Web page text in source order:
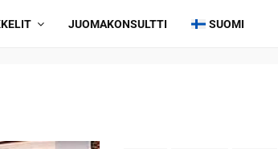
JUOMAKONSULTTI SUOMI